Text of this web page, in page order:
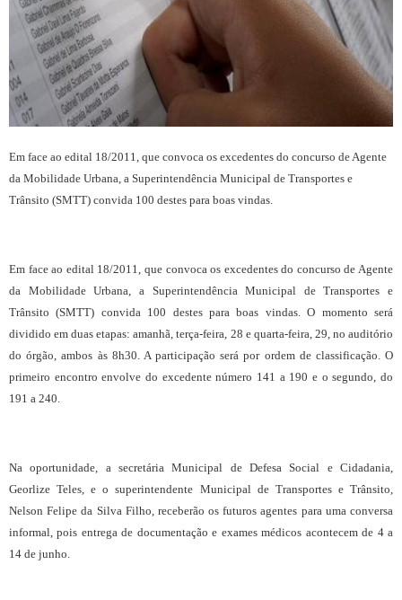
Em face ao edital 18/2011, que convoca os excedentes do concurso de Agente
da Mobilidade Urbana, a Superintendência Municipal de Transportes e
Trânsito (SMTT) convida 100 destes para boas vindas.
Em face ao edital 18/2011, que convoca os excedentes do concurso de Agente
da Mobilidade Urbana, a Superintendência Municipal de Transportes e
Trânsito (SMTT) convida 100 destes para boas vindas. O momento será
dividido em duas etapas: amanhã, terça-feira, 28 e quarta-feira, 29, no auditório
do órgão, ambos às 8h30. A participação será por ordem de classificação. O
primeiro encontro envolve do excedente número 141 a 190 e o segundo, do
191 a 240.
Na oportunidade, a secretária Municipal de Defesa Social e Cidadania,
Georlize Teles, e o superintendente Municipal de Transportes e Trânsito,
Nelson Felipe da Silva Filho, receberão os futuros agentes para uma conversa
informal, pois entrega de documentação e exames médicos acontecem de 4 a
14 de junho.